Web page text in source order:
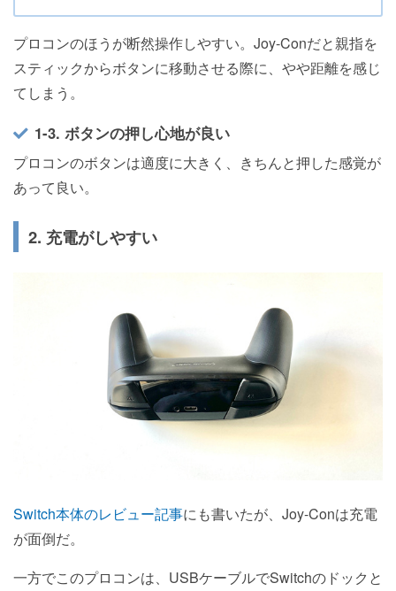
プロコンのほうが断然操作しやすい。Joy-Conだと親指を
スティックからボタンに移動させる際に、やや距離を感じ
てしまう。
1-3. ボタンの押し心地が良い
プロコンのボタンは適度に大きく、きちんと押した感覚が
あって良い。
2. 充電がしやすい
Switch本体のレビュー記事にも書いたが、Joy-Conは充電
が面倒だ。
一方でこのプロコンは、USBケーブルでSwitchのドックと